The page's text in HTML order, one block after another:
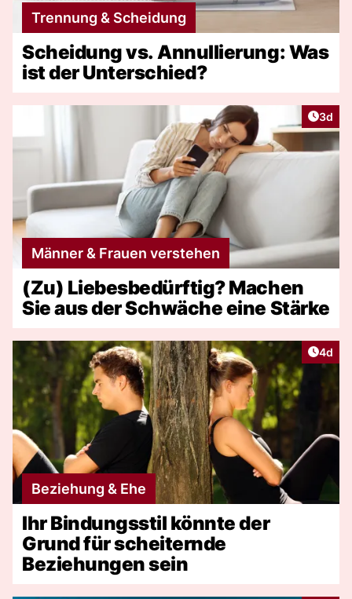
Trennung & Scheidung
Scheidung vs. Annullierung: Was
ist der Unterschied?
3d
Männer & Frauen verstehen
(Zu) Liebesbedürftig? Machen
Sie aus der Schwäche eine Stärke
4d
Beziehung & Ehe
Ihr Bindungsstil könnte der
Grund für scheiternde
Beziehungen sein